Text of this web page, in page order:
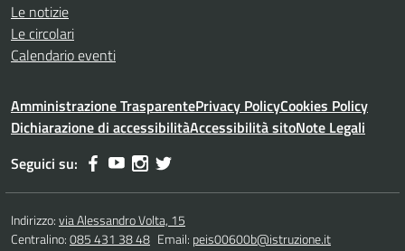
Le notizie
Le circolari
Calendario eventi
Amministrazione TrasparentePrivacy PolicyCookies Policy
Dichiarazione di accessibilitàAccessibilità sitoNote Legali
Seguici su:
Indirizzo:via Alessandro Volta, 15
Centralino:085 431 38 48 Email: peis00600b@istruzione.it